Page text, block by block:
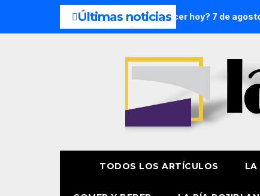
Últimas noticias
¿Qué hacer hoy? 7 de agosto
TODOS LOS ARTÍCULOS LA